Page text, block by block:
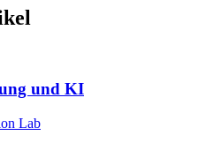
und KI
Lab